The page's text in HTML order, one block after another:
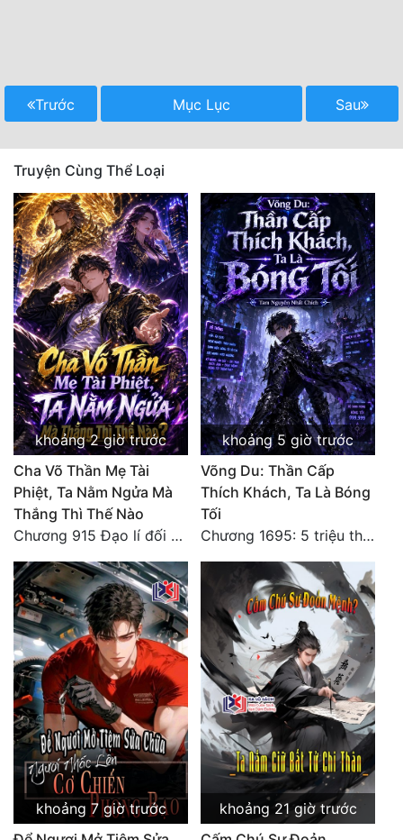
Trước Mục Lục Sau
Truyện Cùng Thể Loại
khoảng 2 giờ trước
Cha Võ Thần Mẹ Tài
Phiệt, Ta Nằm Ngửa Mà
Thắng Thì Thế Nào
Chương 915 Đạo lí đối nhân xử thế! Ta biết làm cơm là chuyện rất kỳ quái sao?
khoảng 5 giờ trước
Võng Du: Thần Cấp
Thích Khách, Ta Là Bóng
Tối
Chương 1695: 5 triệu thế giới bản gốc, cũng không thể giết chết ta!
khoảng 7 giờ trước
khoảng 21 giờ trước